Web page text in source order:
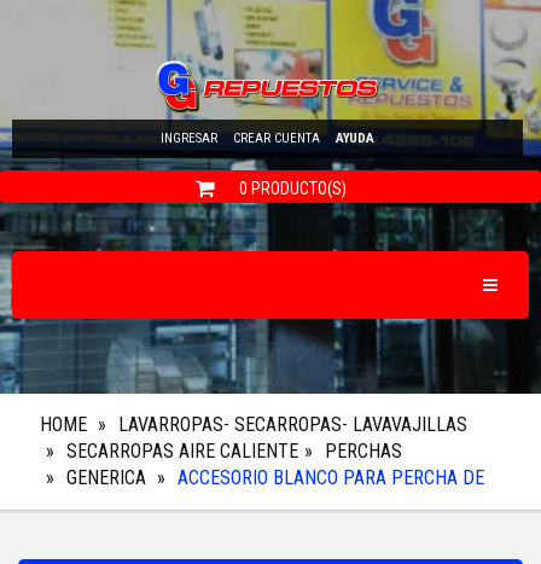
INGRESAR CREAR CUENTA AYUDA
0 PRODUCTO(S)
Toggle
HOME
LAVARROPAS- SECARROPAS- LAVAVAJILLAS
SECARROPAS AIRE CALIENTE
PERCHAS
GENERICA
ACCESORIO BLANCO PARA PERCHA DE